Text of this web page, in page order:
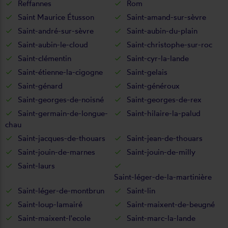
Reffannes
Rom
Saint Maurice Étusson
Saint-amand-sur-sèvre
Saint-andré-sur-sèvre
Saint-aubin-du-plain
Saint-aubin-le-cloud
Saint-christophe-sur-roc
Saint-clémentin
Saint-cyr-la-lande
Saint-étienne-la-cigogne
Saint-gelais
Saint-génard
Saint-généroux
Saint-georges-de-noisné
Saint-georges-de-rex
Saint-germain-de-longue-
chau
Saint-hilaire-la-palud
Saint-jacques-de-thouars
Saint-jean-de-thouars
Saint-jouin-de-marnes
Saint-jouin-de-milly
Saint-laurs
Saint-léger-de-la-martinière
Saint-léger-de-montbrun
Saint-lin
Saint-loup-lamairé
Saint-maixent-de-beugné
Saint-maixent-l'ecole
Saint-marc-la-lande